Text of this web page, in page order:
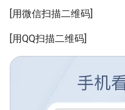
a
l
痛苦的手术
想做女孩的原因
[用微信扫描二维码]
[用QQ扫描二维码]